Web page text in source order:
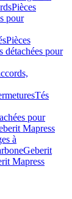
Pièces
pour
Pièces
détachées pour
Tés
pour
Mapress
à
Geberit
Mapress